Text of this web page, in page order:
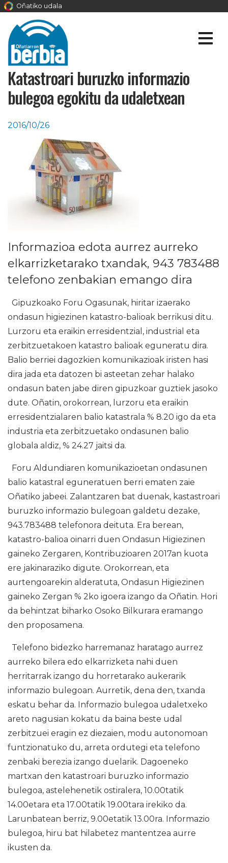
Oñatiko udala
Katastroari buruzko informazio
bulegoa egokitu da udaletxean
2016/10/26
Informazioa edota aurrez aurreko
elkarrizketarako txandak, 943 783488
telefono zenbakian emango dira
Gipuzkoako Foru Ogasunak, hiritar izaerako
ondasun higiezinen katastro-balioak berrikusi ditu.
Lurzoru eta eraikin erresidentzial, industrial eta
zerbitzuetakoen katastro balioak eguneratu dira.
Balio berriei dagozkien komunikazioak iristen hasi
dira jada eta datozen bi asteetan zehar halako
ondasun baten jabe diren gipuzkoar guztiek jasoko
dute. Oñatin, orokorrean, lurzoru eta eraikin
erresidentzialaren balio katastrala % 8.20 igo da eta
industria eta zerbitzuetako ondasunen balio
globala aldiz, % 24.27 jaitsi da.
Foru Aldundiaren komunikazioetan ondasunen
balio katastral eguneratuen berri ematen zaie
Oñatiko jabeei. Zalantzaren bat duenak, kastastroari
buruzko informazio bulegoan galdetu dezake,
943.783488 telefonora deituta. Era berean,
katastro-balioa oinarri duen Ondasun Higiezinen
gaineko Zergaren, Kontribuzioaren 2017an kuota
ere jakinaraziko digute. Orokorrean, eta
aurtengoarekin alderatuta, Ondasun Higiezinen
gaineko Zergan % 2ko igoera izango da Oñatin. Hori
da behintzat biharko Osoko Bilkurara eramango
den proposamena.
Telefono bidezko harremanaz haratago aurrez
aurreko bilera edo elkarrizketa nahi duen
herritarrak izango du horretarako aukerarik
informazio bulegoan. Aurretik, dena den, txanda
eskatu behar da. Informazio bulegoa udaletxeko
areto nagusian kokatu da baina beste udal
zerbitzuei eragin ez diezaien, modu autonomoan
funtzionatuko du, arreta ordutegi eta telefono
zenbaki berezia izango duelarik. Dagoeneko
martxan den katastroari buruzko informazio
bulegoa, astelehenetik ostiralera, 10.00tatik
14.00etara eta 17.00tatik 19.00tara irekiko da.
Larunbatean berriz, 9.00etatik 13.00ra. Informazio
bulegoa, hiru bat hilabetez mantentzea aurre
ikusten da.